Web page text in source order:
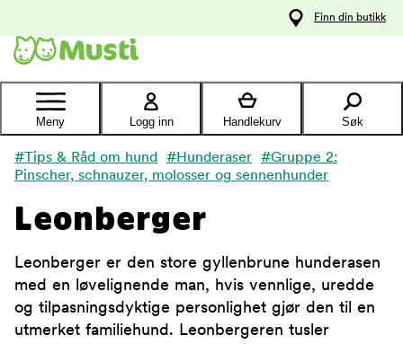
Kontakt
kundeservice
Finn din butikk
Meny Logg inn Handlekurv Søk
#Tips & Råd om hund #Hunderaser
#Gruppe 2:
Pinscher, schnauzer, molosser og sennenhunder
Leonberger
Leonberger er den store gyllenbrune hunderasen
med en løvelignende man, hvis vennlige, uredde
og tilpasningsdyktige personlighet gjør den til en
utmerket familiehund. Leonbergeren tusler